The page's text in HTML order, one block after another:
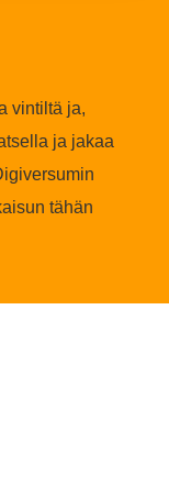
vintiltä ja,
ja jakaa
tähän